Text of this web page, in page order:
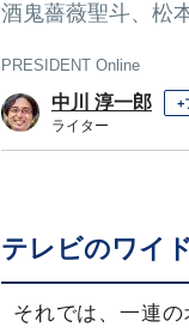
酒鬼薔薇聖斗、
PRESIDENT Online
中川 淳一郎 +
ライター
テレビのワイ
それでは、一連の